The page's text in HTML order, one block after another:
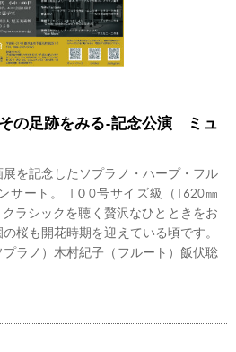
の足跡をみる-記念公演 ミュ
を記念したソプラノ・ハープ・フル
サート。 1０0号サイズ級（1620㎜
ラシックを聴く贅沢なひとときをお
桜も開花時期を迎えている頃です。
ラノ）木村紀子（フルート）飯伏聡